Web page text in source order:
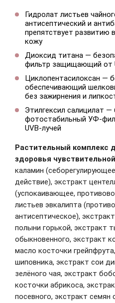
Гидролат листьев
антисептический и
препятствует развитию
кожу
Диоксид титана —
фильтр защищающий от
Циклопентасилоксан —
обеспечивающий
без зажирнения и
Этилгексил салицилат —
фотостабильный УФ-
UVB-лучей
Растительный комплекс
здоровья
каламин
действие), экстракт
(успокаивающее,
листьев эвкалипта
антисептическое),
полыни горькой, экстракт
обыкновенного, экстракт
масло косточки
шиповника, экстракт сои
зелёного чая, экстракт
косточки абрикоса,
посевного, экстракт семян